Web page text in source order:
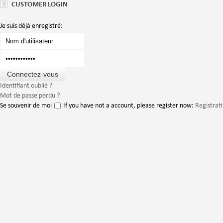
CUSTOMER LOGIN
Je suis déjà enregistré:
Identifiant oublié ?
Mot de passe perdu ?
Se souvenir de moi
If you have not a account, please register now: